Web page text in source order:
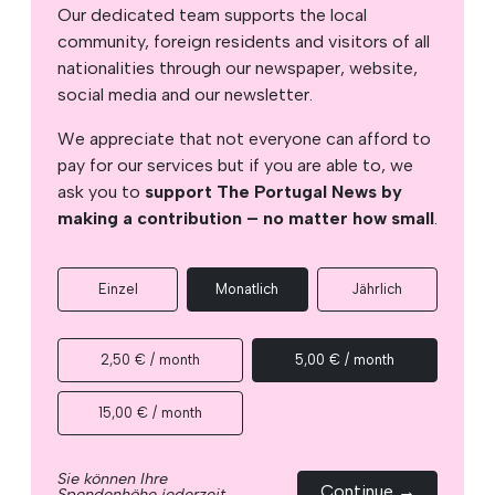
Our dedicated team supports the local
community, foreign residents and visitors of all
nationalities through our newspaper, website,
social media and our newsletter.
We appreciate that not everyone can afford to
pay for our services but if you are able to, we
ask you to support The Portugal News by
making a contribution – no matter how small.
Einzel Monatlich Jährlich
2,50 € / month 5,00 € / month
15,00 € / month
Sie können Ihre